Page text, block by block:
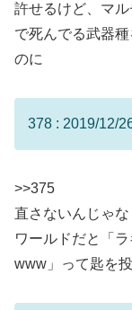
許せるけど、マ
で死んでる武器
のに
378 : 2019/12/
>>375
直さないんじゃ
ワールドだと「
www」って匙を